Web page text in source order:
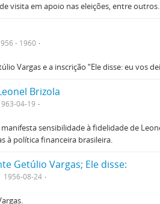
visita em apoio nas eleições, entre outros.
- 1960
Vargas e a inscrição “Ele disse: eu vos
Brizola
04-19
sensibilidade à fidelidade de
à política financeira brasileira.
Getúlio Vargas; Ele disse:
1956-08-24